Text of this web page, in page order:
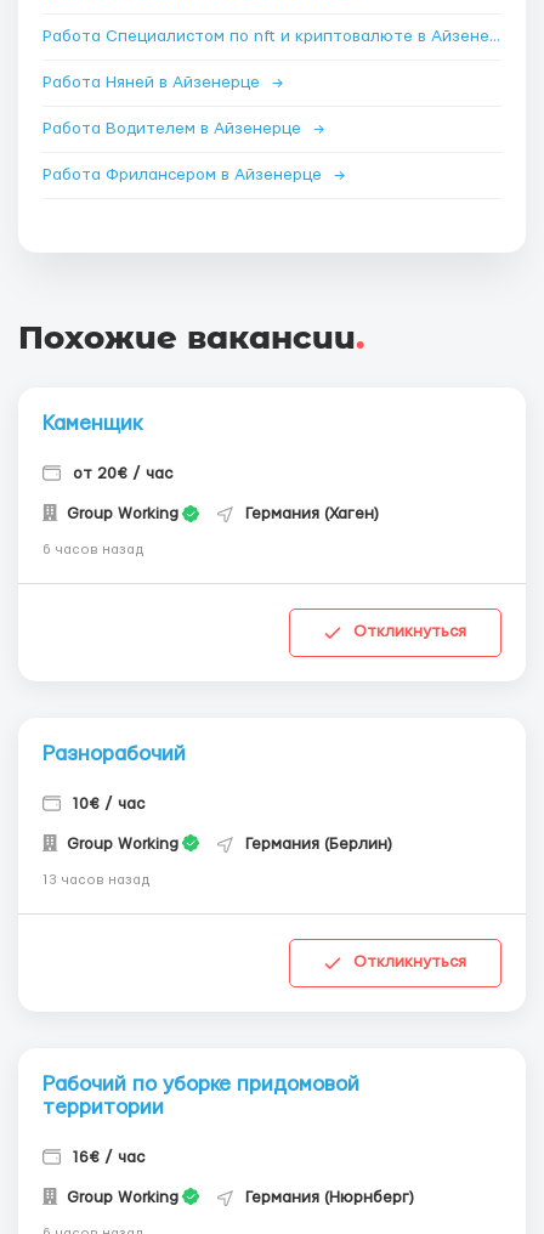
Работа Специалистом по nft и криптовалюте в Айзенерце
Работа Няней в Айзенерце →
Работа Водителем в Айзенерце →
Работа Фрилансером в Айзенерце →
Похожие вакансии.
Каменщик
от 20€ / час
Group Working Германия (Хаген)
6 часов назад
Откликнуться
Разнорабочий
10€ / час
Group Working Германия (Берлин)
13 часов назад
Откликнуться
Рабочий по уборке придомовой
территории
16€ / час
Group Working Германия (Нюрнберг)